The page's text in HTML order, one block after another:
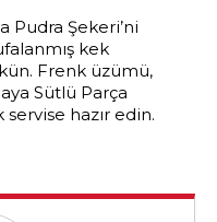
Pudra Şekeri’ni
kek
Frenk üzümü,
Sütlü Parça
hazır edin.